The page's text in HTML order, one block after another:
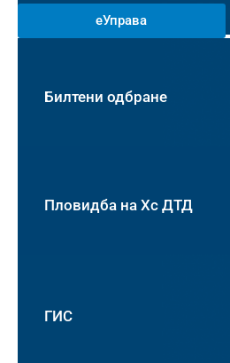
еУправа
Билтени одбране
Пловидба на Хс ДТД
ГИС